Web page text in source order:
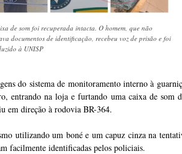
de som foi recuperada intacta. O homem, que não
documentos de identificação, recebeu voz de prisão e foi
à UNISP
do sistema de monitoramento interno à
entrando na loja e furtando uma caixa de
em direção à rodovia BR-364.
utilizando um boné e um capuz cinza na
facilmente identificadas pelos policiais.